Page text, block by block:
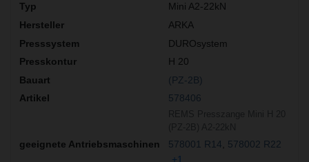
Mini A2-22kN
ARKA
DUROsystem
H 20
(PZ-2B)
578406
578001 R14
578002 R22
+1